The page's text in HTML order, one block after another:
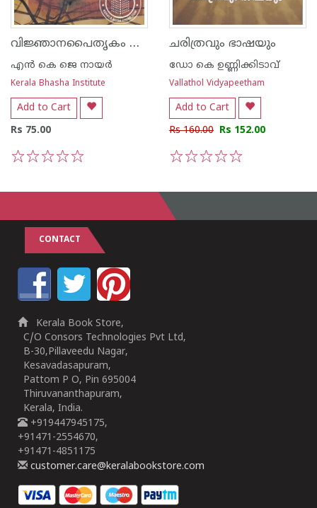
വിജ്ഞാനപൈതൃകം ഭാരതീയം
എന്‍ കെ ജെ നായര്‍
Kerala Bhasha Institute
Add to Cart
Rs 75.00
ചരിത്രവും ഭാഷയും
ഡോ കെ ഉണ്ണിക്കിടാവ്
Vallathol Vidyapeetham
Add to Cart
Rs 160.00 Rs 152.00
CONTACT
Kerala Book Store,
C/O Consors Technologies Pvt Ltd,
B-30,Pillaveedu Nagar,
Kesavadasapuram,
Pattom P O, Pin 695004
Thiruvananthapuram,
Kerala, India.
+919447945175,
+91471-2554670,
+91471-4851175
customer.care@keralabookstore.com